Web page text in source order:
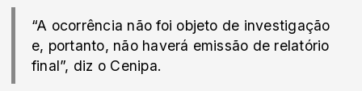
“A ocorrência não foi objeto de investigação
e, portanto, não haverá emissão de relatório
final”, diz o Cenipa.